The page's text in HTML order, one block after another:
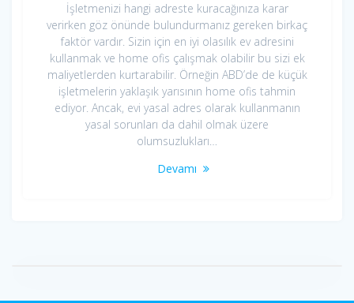
İşletmenizi hangi adreste kuracağınıza karar
verirken göz önünde bulundurmanız gereken birkaç
faktör vardır. Sizin için en iyi olasılık ev adresini
kullanmak ve home ofis çalışmak olabilir bu sizi ek
maliyetlerden kurtarabilir. Örneğin ABD’de de küçük
işletmelerin yaklaşık yarısının home ofis tahmin
ediyor. Ancak, evi yasal adres olarak kullanmanın
yasal sorunları da dahil olmak üzere
olumsuzlukları…
Devamı